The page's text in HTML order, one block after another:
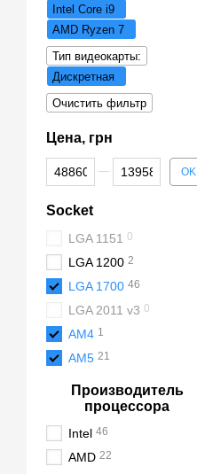
Intel Core i9
AMD Ryzen 7
Тип видеокарты:
Дискретная
Очистить фильтр
Цена, грн
От Цена, грн
До Цена, грн OK
Socket
LGA 1151 0
LGA 1200 2
LGA 1700 46
LGA 2011 v3 0
AM4 1
AM5 21
Производитель
процессора
Intel 46
AMD 22